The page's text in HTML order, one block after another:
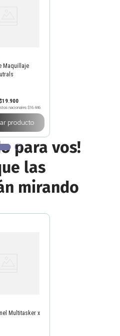
Maquillaje
$19.900
nacionales $16.446
producto
para vos!
las
mirando
Multitasker x